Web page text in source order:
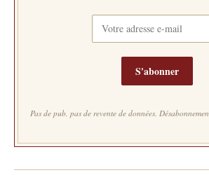
S'abonner
Pas de pub, pas de revente de données.